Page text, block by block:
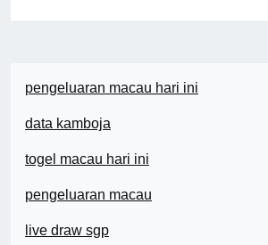
pengeluaran macau hari ini
data kamboja
togel macau hari ini
pengeluaran macau
live draw sgp